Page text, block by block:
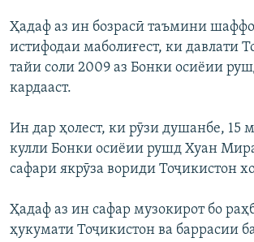
Ҳадаф аз ин бозрасӣ таъмини
истифодаи маболиғест, ки давлати
тайи соли 2009 аз Бонки осиёии
кардааст.
Ин дар ҳолест, ки рӯзи душанбе, 15
кулли Бонки осиёии рушд Хуан
сафари якрӯза вориди Тоҷикистон
Ҳадаф аз ин сафар музокирот бо
ҳукумати Тоҷикистон ва баррасии